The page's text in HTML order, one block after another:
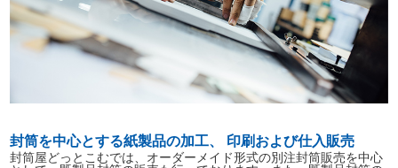
封筒を中心とする紙製品の加工、 印刷および仕入販売
封筒屋どっとこむでは、オーダーメイド形式の別注封筒販売を中心